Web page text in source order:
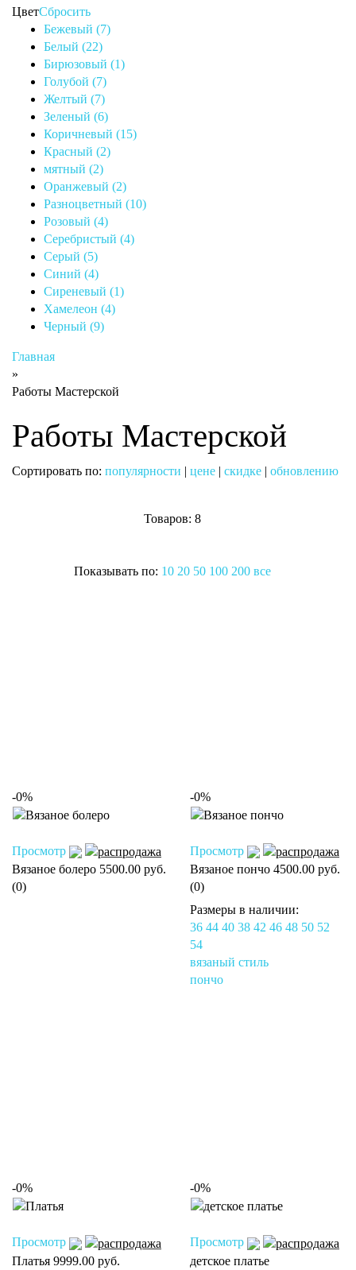
ЦветСбросить
Бежевый (7)
Белый (22)
Бирюзовый (1)
Голубой (7)
Желтый (7)
Зеленый (6)
Коричневый (15)
Красный (2)
мятный (2)
Оранжевый (2)
Разноцветный (10)
Розовый (4)
Серебристый (4)
Серый (5)
Синий (4)
Сиреневый (1)
Хамелеон (4)
Черный (9)
Главная
»
Работы Мастерской
Работы Мастерской
Сортировать по: популярности | цене | скидке | обновлению
Товаров: 8
Показывать по: 10 20 50 100 200 все
-0%
Просмотр
Вязаное болеро 5500.00 руб.
(0)
-0%
Просмотр
Вязаное пончо 4500.00 руб.
(0)
Размеры в наличии:
36 44 40 38 42 46 48 50 52
54
вязаный стиль
пончо
-0%
Просмотр
Платья 9999.00 руб.
-0%
Просмотр
детское платье